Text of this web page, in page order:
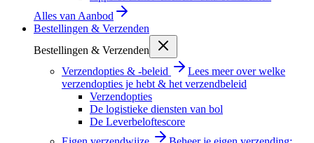
Alles van Aanbod
Bestellingen & Verzenden
Bestellingen & Verzenden
Verzendopties & -beleid
Lees meer over welke
verzendopties je hebt & het verzendbeleid
Verzendopties
De logistieke diensten van bol
De Leverbeloftescore